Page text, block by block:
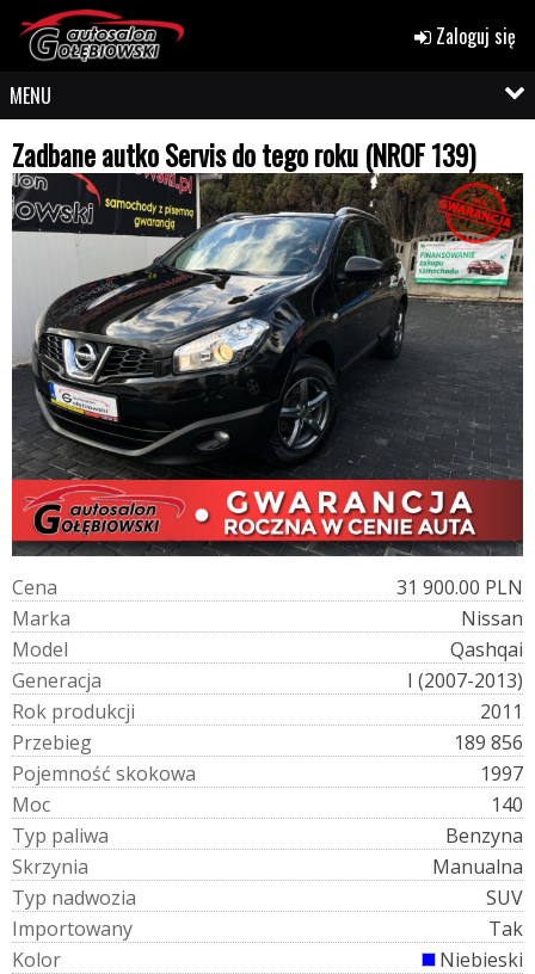
Zaloguj się
MENU
Zadbane autko Servis do tego roku (NROF 139)
Cena
31 900.00 PLN
Marka
Nissan
Model
Qashqai
Generacja
I (2007-2013)
Rok produkcji
2011
Przebieg
189 856
Pojemność skokowa
1997
Moc
140
Typ paliwa
Benzyna
Skrzynia
Manualna
Typ nadwozia
SUV
Importowany
Tak
Kolor
Niebieski